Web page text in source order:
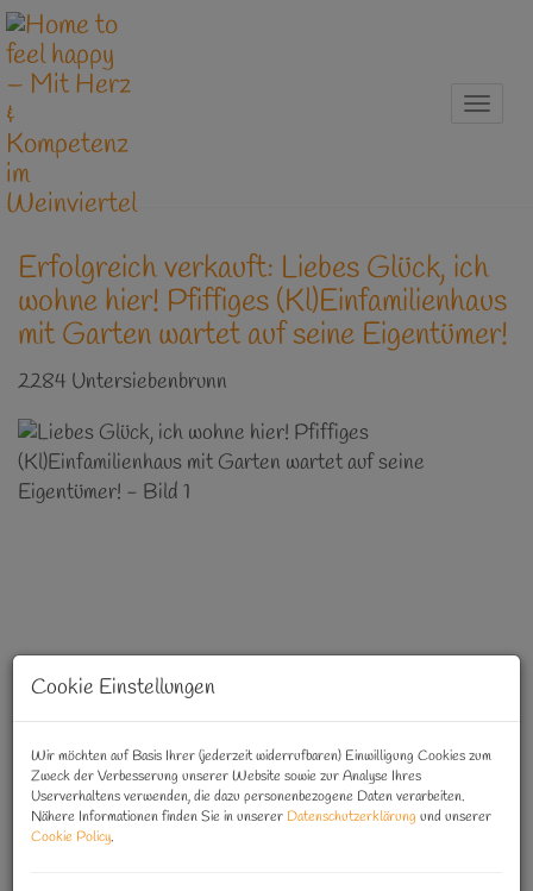
Erfolgreich verkauft: Liebes Glück, ich
wohne hier! Pfiffiges (Kl)Einfamilienhaus
mit Garten wartet auf seine Eigentümer!
2284 Untersiebenbrunn
Cookie Einstellungen
Wir möchten auf Basis Ihrer (jederzeit widerrufbaren) Einwilligung Cookies zum
Zweck der Verbesserung unserer Website sowie zur Analyse Ihres
Userverhaltens verwenden, die dazu personenbezogene Daten verarbeiten.
Nähere Informationen finden Sie in unserer Datenschutzerklärung und unserer
Cookie Policy.